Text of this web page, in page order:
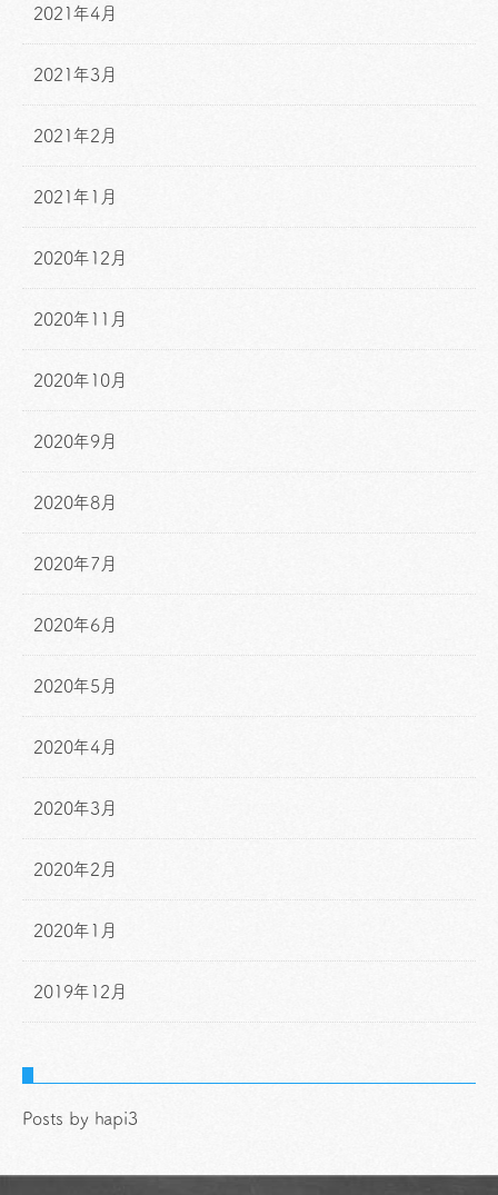
2021年4月
2021年3月
2021年2月
2021年1月
2020年12月
2020年11月
2020年10月
2020年9月
2020年8月
2020年7月
2020年6月
2020年5月
2020年4月
2020年3月
2020年2月
2020年1月
2019年12月
Posts by hapi3